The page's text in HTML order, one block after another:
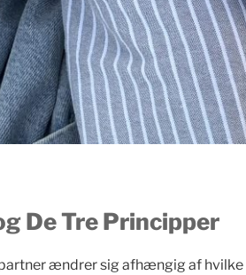
De Tre Principper
ændrer sig afhængig af